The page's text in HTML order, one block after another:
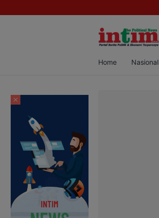
Sabu di Pangkalan Bun, Dua Pelaku Diamankan
Home Nasional